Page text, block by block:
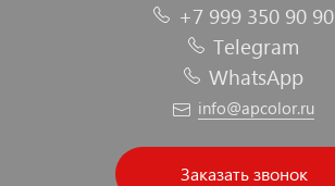
+7 999 350 90 90
Telegram
WhatsApp
info@apcolor.ru
Заказать звонок